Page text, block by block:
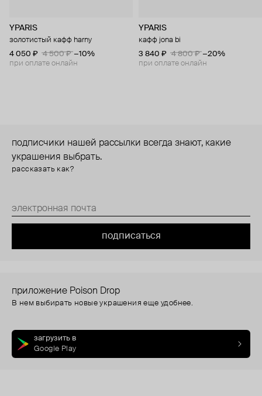
YPARIS
золотистый кафф harny
4 050 ₽
4 500 ₽ −10%
при оплате онлайн
YPARIS
кафф jona bi
3 840 ₽
4 800 ₽ −20%
при оплате онлайн
подписчики нашей рассылки всегда знают, какие
украшения выбрать.
рассказать как?
подписаться
приложение Poison Drop
В нем выбирать новые украшения еще удобнее.
загрузить в
Google Play